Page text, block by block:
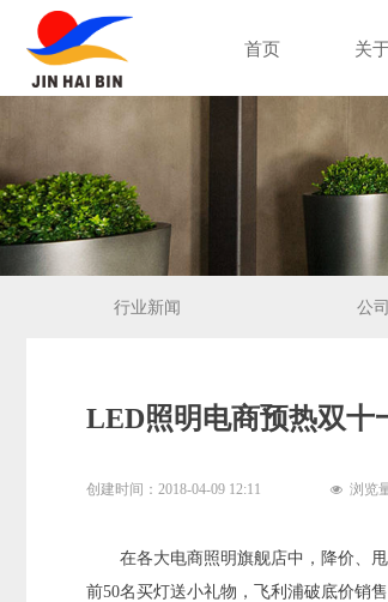
首页 关
넶 浏览
创建时间： 2018-04-09 12:11
在各大电商照明旗舰店中，降价、
前50名买灯送小礼物，飞利浦破底价销
LED照明电商预热双十
行业新闻 公